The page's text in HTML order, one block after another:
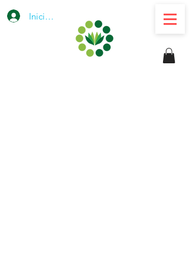
Iniciar sesión